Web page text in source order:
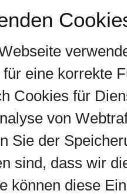
eine korrekte
Cookies für
von
Sie der
sind, dass wir
können diese